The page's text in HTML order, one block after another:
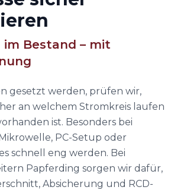
im Bestand – mit
gesetzt werden, prüfen wir,
an welchem Stromkreis laufen
ist. Besonders bei
PC-Setup oder
schnell eng werden. Bei
Papferding sorgen wir dafür,
Absicherung und RCD-